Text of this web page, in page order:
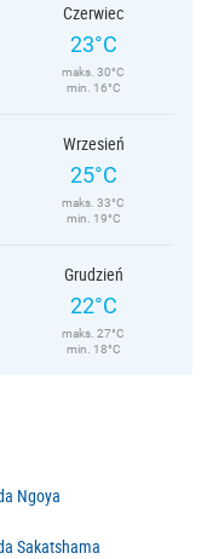
Czerwiec
23°C
maks. 30°C
min. 16°C
Wrzesień
25°C
maks. 33°C
min. 19°C
Grudzień
22°C
maks. 27°C
min. 18°C
Ngoya
Sakatshama